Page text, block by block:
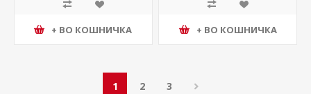
+ ВО КОШНИЧКА + ВО КОШНИЧКА
1 2 3